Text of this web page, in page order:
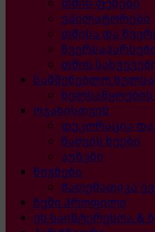
ეპილატორები
თმისა და
თმის
სამშენებლო
ოჯახისთვის
დეკორაცია და
ნაძვის ხეები
აუზები
წიგნები
მათემათიკა
ჩემი პროფილი
ეს საინტერესოა &